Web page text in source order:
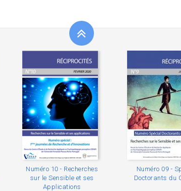
Numéro 10 - Recherches
sur le Sensible et ses
Applications
Numéro 09 -
Doctorants du